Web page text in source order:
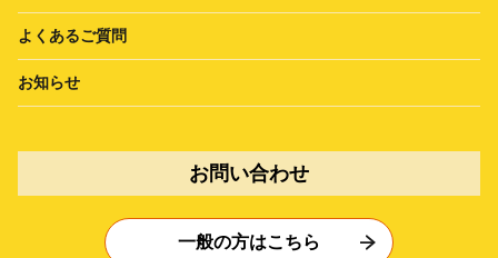
よくあるご質問
お知らせ
お問い合わせ
一般の方はこちら